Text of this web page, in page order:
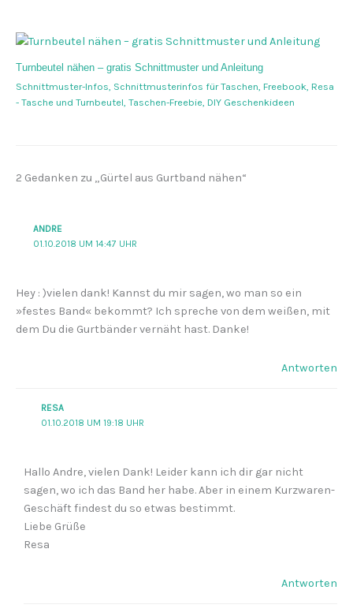
Turnbeutel nähen – gratis Schnittmuster und Anleitung
Schnittmuster-Infos, Schnittmusterinfos für Taschen, Freebook, Resa
- Tasche und Turnbeutel, Taschen-Freebie, DIY Geschenkideen
2 Gedanken zu „Gürtel aus Gurtband nähen“
ANDRE
01.10.2018 UM 14:47 UHR
Hey : )vielen dank! Kannst du mir sagen, wo man so ein
»festes Band« bekommt? Ich spreche von dem weißen, mit
dem Du die Gurtbänder vernäht hast. Danke!
Antworten
RESA
01.10.2018 UM 19:18 UHR
Hallo Andre, vielen Dank! Leider kann ich dir gar nicht
sagen, wo ich das Band her habe. Aber in einem Kurzwaren-
Geschäft findest du so etwas bestimmt.
Liebe Grüße
Resa
Antworten